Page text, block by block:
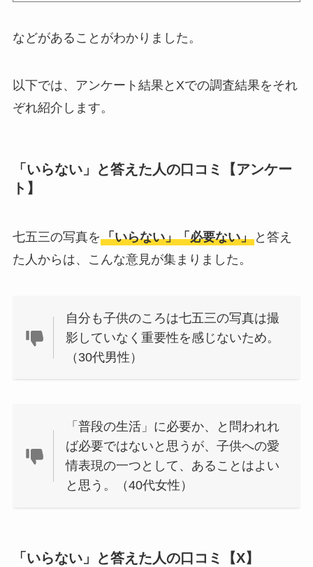
いらないしダサい？
るのはどう？代わり
してる？100均で代用
などがあることがわかりました。
以下では、アンケート結果とXでの調査結果をそれ
ぞれ紹介します。
「いらない」と答えた人の口コミ【アンケー
ト】
七五三の写真を「いらない」「必要ない」と答え
た人からは、こんな意見が集まりました。
自分も子供のころは七五三の写真は撮
影していなく重要性を感じないため。
（30代男性）
「普段の生活」に必要か、と問われれ
ば必要ではないと思うが、子供への愛
情表現の一つとして、あることはよい
と思う。（40代女性）
「いらない」と答えた人の口コミ【X】